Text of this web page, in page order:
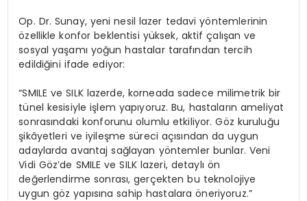
Op. Dr. Sunay, yeni nesil lazer tedavi yöntemlerinin
özellikle konfor beklentisi yüksek, aktif çalışan ve
sosyal yaşamı yoğun hastalar tarafından tercih
edildiğini ifade ediyor:
“SMILE ve SILK lazerde, korneada sadece milimetrik bir
tünel kesisiyle işlem yapıyoruz. Bu, hastaların ameliyat
sonrasındaki konforunu olumlu etkiliyor. Göz kuruluğu
şikâyetleri ve iyileşme süreci açısından da uygun
adaylarda avantaj sağlayan yöntemler bunlar. Veni
Vidi Göz’de SMILE ve SILK lazeri, detaylı ön
değerlendirme sonrası, gerçekten bu teknolojiye
uygun göz yapısına sahip hastalara öneriyoruz.”